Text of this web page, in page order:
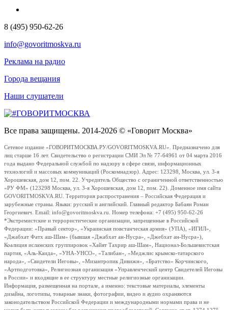
8 (495) 950-62-26
info@govoritmoskva.ru
Реклама на радио
Города вещания
Наши слушатели
Все права защищены. 2014-2026 © «Говорит Москва»
Сетевое издание «ГОВОРИТМОСКВА.РУ/GOVORITMOSKVA.RU». Предназначено для
лиц старше 16 лет. Свидетельство о регистрации СМИ Эл № 77-64961 от 04 марта 2016
года выдано Федеральной службой по надзору в сфере связи, информационных
технологий и массовых коммуникаций (Роскомнадзор). Адрес: 123298, Москва, ул. 3-я
Хорошевская, дом 12, пом. 22. Учредитель Общество с ограниченной ответственностью
«РУ ФМ» (123298 Москва, ул. 3-я Хорошевская, дом 12, пом. 22). Доменное имя сайта
GOVORITMOSKVA.RU. Территория распространения – Российская Федерация и
зарубежные страны. Языки: русский и английский. Главный редактор Бабаян Роман
Георгиевич. Email: info@govoritmoskva.ru. Номер телефона: +7 (495) 950-62-26
*Экстремистские и террористические организации, запрещенные в Российской
Федерации: «Правый сектор», «Украинская повстанческая армия» (УПА), «ИГИЛ»,
«Джабхат Фатх аш-Шам» (бывшая «Джабхат ан-Нусра», «Джебхат ан-Нусра»),
Коалиция исламских группировок «Хайят Тахрир аш-Шам», Национал-Большевистская
партия, «Аль-Каида», «УНА-УНСО», «Талибан», «Меджлис крымско-татарского
народа», «Свидетели Иеговы», «Мизантропик Дивижн», «Братство» Корчинского,
«Артподготовка», Религиозная организация «Управленческий центр Свидетелей Иеговы
в России» и входящие в ее структуру местные религиозные организации.
Информация, размещенная на портале, а именно: текстовые материалы, элементы
дизайна, логотипы, товарные знаки, фотографии, видео и аудио охраняются
законодательством Российской Федерации и международными нормами права и не